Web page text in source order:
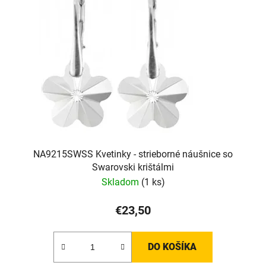
NA9215SWSS Kvetinky - strieborné náušnice so
Swarovski krištálmi
Skladom (1 ks)
€23,50
DO KOŠÍKA